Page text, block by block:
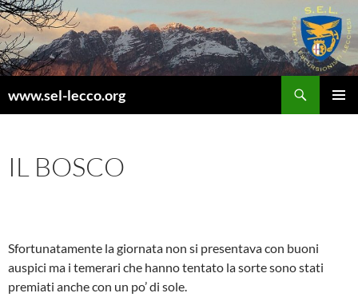
Vai
al
contenuto
www.sel-lecco.org
IL BOSCO
Sfortunatamente la giornata non si presentava con buoni
auspici ma i temerari che hanno tentato la sorte sono stati
premiati anche con un po’ di sole.